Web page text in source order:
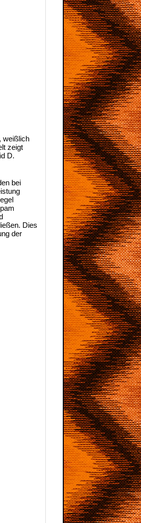
weißlich
zeigt
D.
bei
Dies
der